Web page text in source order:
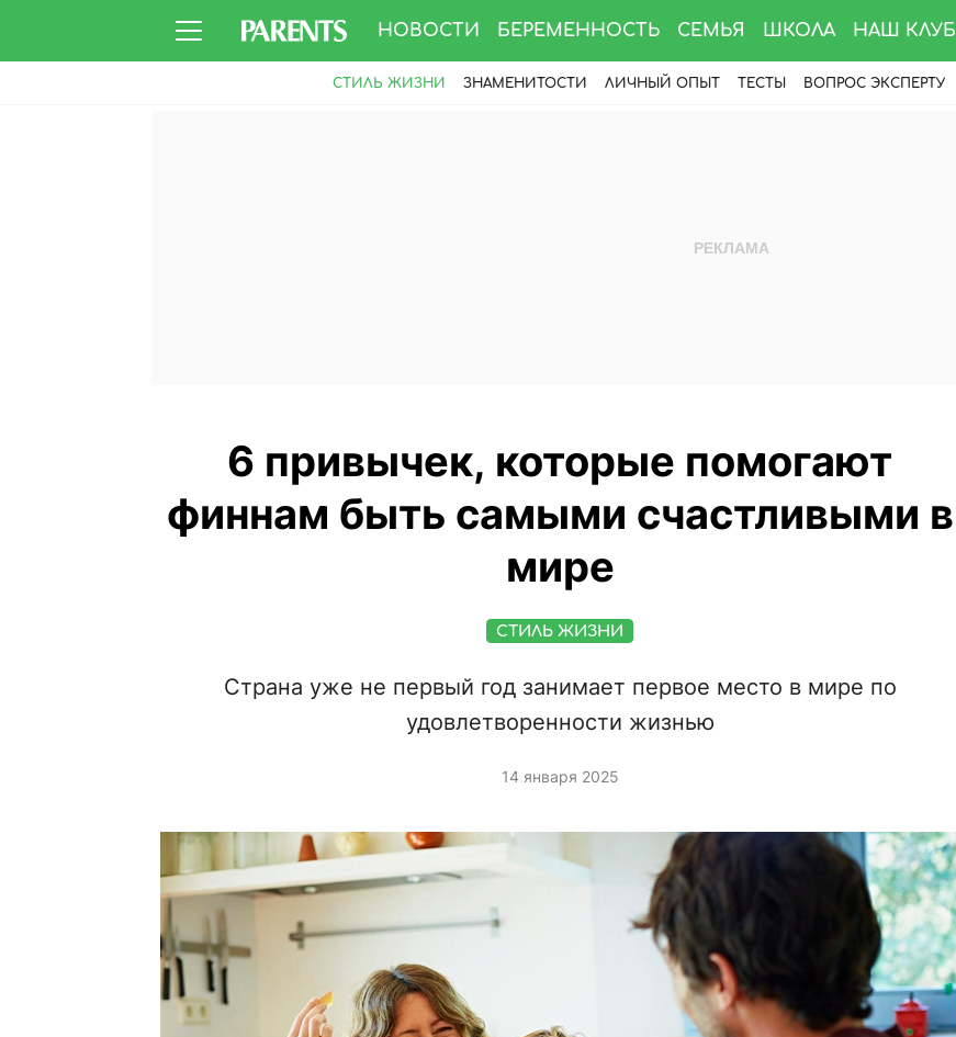
НОВОСТИ БЕРЕМЕННОСТЬ СЕМЬЯ ШКОЛА НАШ КЛУБ
СТИЛЬ ЖИЗНИ ЗНАМЕНИТОСТИ ЛИЧНЫЙ ОПЫТ ТЕСТЫ ВОПРОС ЭКСПЕРТУ
6 привычек, которые помогают
финнам быть самыми счастливыми в
мире
СТИЛЬ ЖИЗНИ
Страна уже не первый год занимает первое место в мире по
удовлетворенности жизнью
14 января 2025